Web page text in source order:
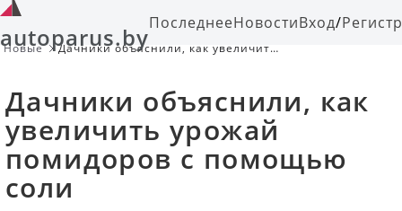
autoparus.byПоследнееНовостиВход/
Новые
Дачники объяснили, как увеличить
Дачники объяснили, как
увеличить урожай
помидоров с помощью
соли